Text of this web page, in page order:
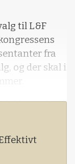
til L&F
fra
og der skal i
udleveres
16.00. Du